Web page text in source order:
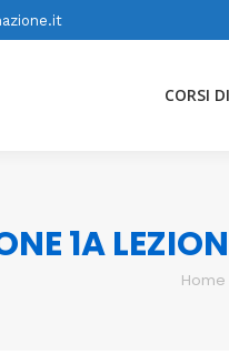
CORSI
1A
You
Home